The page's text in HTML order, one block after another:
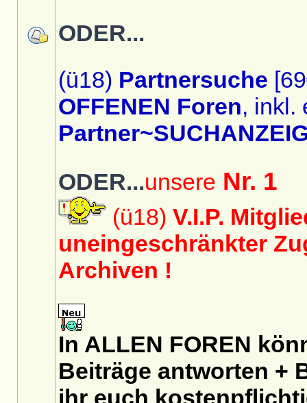
ODER...
(ü18) Partnersuche
OFFENEN Foren, inkl.
ODER...unsere Nr. 1
(ü18) V.I.P.
uneingeschränkter
Archiven !
In ALLEN FOREN
Beiträge antworten +
ihr euch